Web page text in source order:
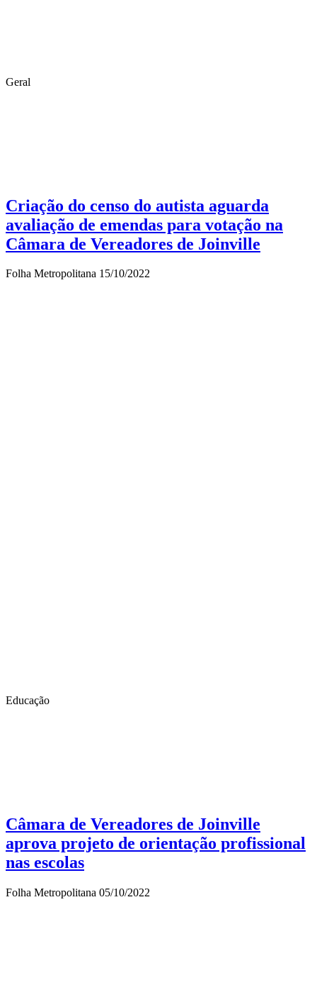
Geral
Criação do censo do autista aguarda
avaliação de emendas para votação na
Câmara de Vereadores de Joinville
Folha Metropolitana 15/10/2022
Educação
Câmara de Vereadores de Joinville
aprova projeto de orientação profissional
nas escolas
Folha Metropolitana 05/10/2022